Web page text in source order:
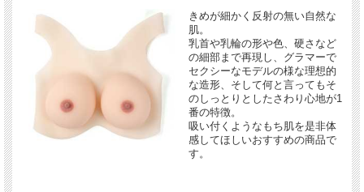
きめが細かく反射の無い自然な
肌。
乳首や乳輪の形や色、硬さなど
の細部まで再現し、グラマーで
セクシーなモデルの様な理想的
な造形、そして何と言ってもそ
のしっとりとしたさわり心地が1
番の特徴。
吸い付くようなもち肌を是非体
感してほしいおすすめの商品で
す。